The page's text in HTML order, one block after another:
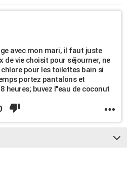
avec mon mari, il faut juste
de vie choisit pour séjourner, ne
pour les toilettes bain si
portez pantalons et
heures; buvez l"eau de coconut